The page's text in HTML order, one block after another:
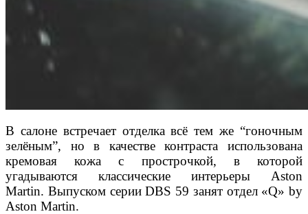
В салоне встречает отделка всё тем же “гоночным
зелёным”, но в качестве контраста использована
кремовая кожа с прострочкой, в которой
угадываются классические интерьеры Aston
Martin. Выпуском серии DBS 59 занят отдел «Q» by
Aston Martin.